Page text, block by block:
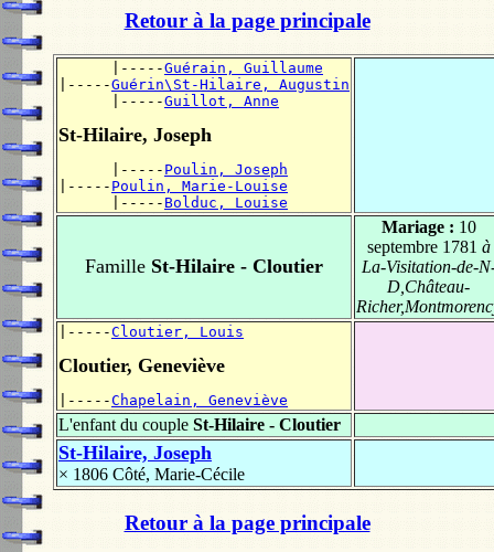
Retour à la page principale
      |-----
Guérain, Guillaume
|-----Guérin\St-Hilaire, Augustin
      |-----
Guillot, Anne
St-Hilaire, Joseph
      |-----
Poulin, Joseph
|----- Poulin, Marie-Louise
      |-----
Bolduc, Louise
Famille St-Hilaire - Cloutier
Mariage : 10
septembre 1781 à
La-Visitation-de-
D,Château-
|-----Cloutier, Louis
Cloutier, Geneviève
|-----Chapelain, Geneviève
L'enfant du couple St-Hilaire - Cloutier
St-Hilaire, Joseph
× 1806 Côté, Marie-Cécile
Retour à la page principale